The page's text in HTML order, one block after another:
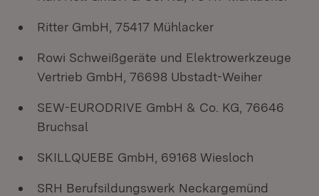
Ritter GmbH, 75417 Mühlacker
Rowi Schweißgeräte und Elektrowerkzeuge
Vertrieb GmbH, 76698 Ubstadt-Weiher
SEW-EURODRIVE GmbH & Co. KG, 76646
Bruchsal
SKILLQUEBE GmbH, 69168 Wiesloch
SRH Berufsildungswerk Neckargemünd